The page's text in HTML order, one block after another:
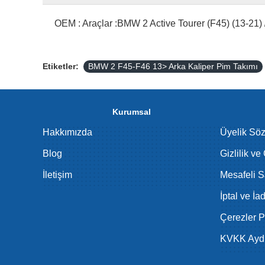
OEM : Araçlar :BMW 2 Active Tourer (F45) (13-
Etiketler: BMW 2 F45-F46 13> Arka Kaliper Pim Takımı
Kurumsal
Hakkımızda
Blog
İletişim
Üyelik
Gizlilik ve
Mesafeli
İptal ve
Çerezler
KVKK